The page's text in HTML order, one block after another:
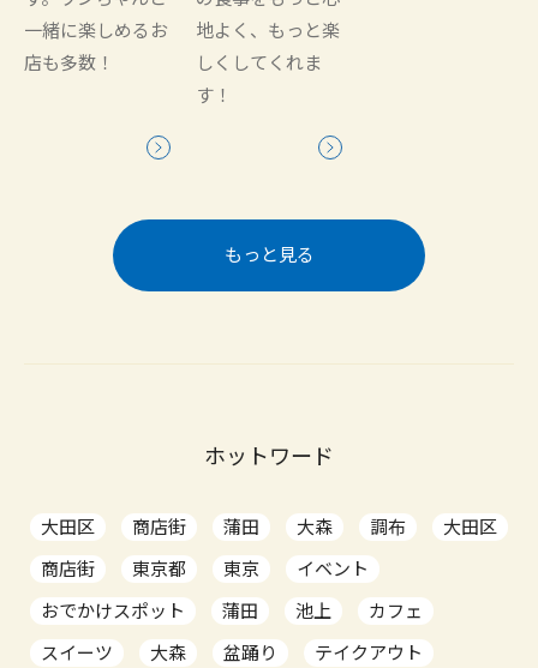
一緒に楽しめるお
店も多数！
地よく、もっと楽
しくしてくれま
す！
もっと見る
ホットワード
大田区 商店街 蒲田 大森 調布
大田区
商店街
東京都 東京
イベント
おでかけスポット
蒲田 池上
カフェ
スイーツ
大森 盆踊り
テイクアウト